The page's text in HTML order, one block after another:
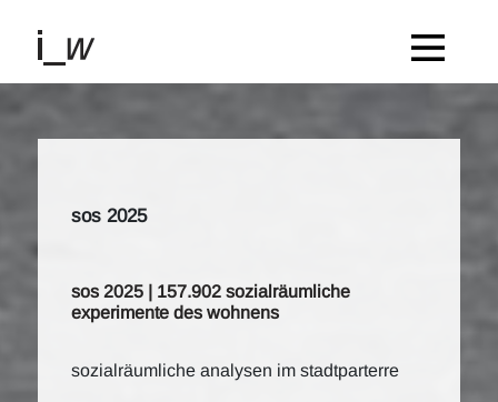
sos 2025
sos 2025 | 157.902 sozialräumliche
experimente des wohnens
sozialräumliche analysen im stadtparterre